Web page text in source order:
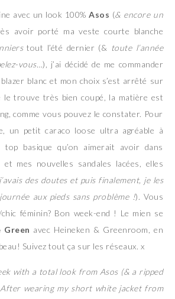
avec un look 100%Asos (& encore un
avoir porté ma veste courte blanche
tout l’été dernier (& toute l’année
vous…), j’ai décidé de me commander
blanc et mon choix s’est arrêté sur
le trouve très bien coupé, la matière est
comme vous pouvez le constater. Pour
un petit caraco loose ultra agréable à
basique qu’on aimerait avoir dans
mes nouvelles sandales lacées, elles
j’avais des doutes et puis finalement, je les
aux pieds sans problème !). Vous
chic féminin? Bon week-end ! Le mien se
Green avec Heineken & Greenroom, en
Suivez tout ça sur les réseaux. x
with a total look from Asos (& a ripped
wearing my short white jacket from